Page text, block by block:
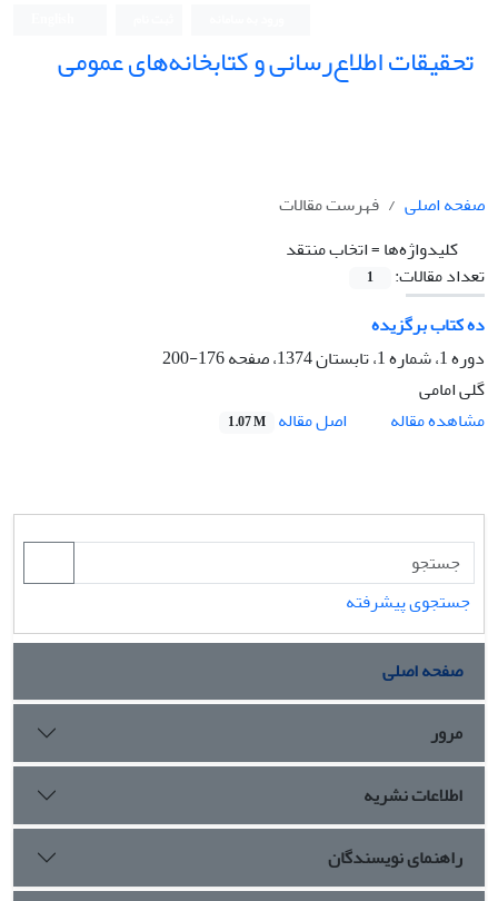
تحقیقات اطلاع‌رسانی و کتابخانه‌های عمومی
صفحه اصلی
فهرست مقالات
کلیدواژه‌ها =اتخاب منتقد
تعداد مقالات:
1
ده کتاب برگزیده
دوره 1، شماره 1، تابستان 1374، صفحه
176-200
گلی امامی
مشاهده مقاله
اصل مقاله 1.07 M
جستجوی پیشرفته
صفحه اصلی
مرور
اطلاعات نشریه
راهنمای نویسندگان